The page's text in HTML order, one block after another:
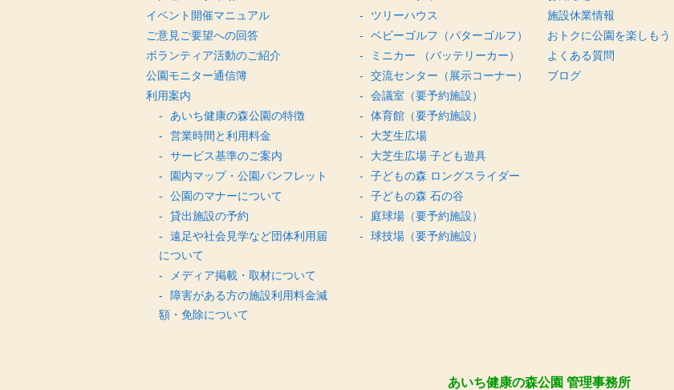
イベント開催マニュアル
ご意見ご要望への回答
ボランティア活動のご紹介
公園モニター通信簿
利用案内
あいち健康の森公園の特徴
営業時間と利用料金
サービス基準のご案内
園内マップ・公園パンフレット
公園のマナーについて
貸出施設の予約
遠足や社会見学など団体利用届
について
メディア掲載・取材について
障害がある方の施設利用料金減
額・免除について
ツリーハウス
ベビーゴルフ（パターゴルフ）
ミニカー （バッテリーカー）
交流センター（展示コーナー）
会議室（要予約施設）
体育館（要予約施設）
大芝生広場
大芝生広場 子ども遊具
子どもの森 ロングスライダー
子どもの森 石の谷
庭球場（要予約施設）
球技場（要予約施設）
施設休業情報
おトクに公園を楽しもう
よくある質問
ブログ
あいち健康の森公園 管理事務所